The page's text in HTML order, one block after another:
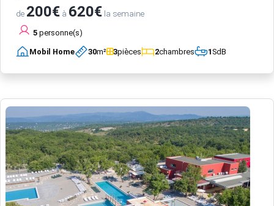
de 200€ à 620€ la semaine
5 personne(s)
Mobil Home 30m² 3pièces 2chambres 1SdB